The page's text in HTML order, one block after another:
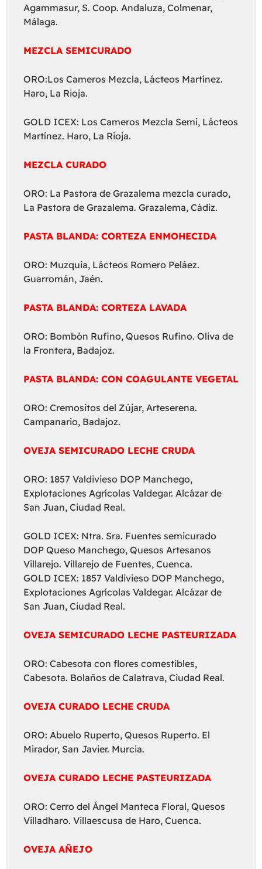
Agammasur, S. Coop. Andaluza, Colmenar,
Málaga.
MEZCLA SEMICURADO
ORO:Los Cameros Mezcla, Lácteos Martínez.
Haro, La Rioja.
GOLD ICEX: Los Cameros Mezcla Semi, Lácteos
Martínez. Haro, La Rioja.
MEZCLA CURADO
ORO: La Pastora de Grazalema mezcla curado,
La Pastora de Grazalema. Grazalema, Cádiz.
PASTA BLANDA: CORTEZA ENMOHECIDA
ORO: Muzquia, Lácteos Romero Peláez.
Guarromán, Jaén.
PASTA BLANDA: CORTEZA LAVADA
ORO: Bombón Rufino, Quesos Rufino. Oliva de
la Frontera, Badajoz.
PASTA BLANDA: CON COAGULANTE VEGETAL
ORO: Cremositos del Zújar, Arteserena.
Campanario, Badajoz.
OVEJA SEMICURADO LECHE CRUDA
ORO: 1857 Valdivieso DOP Manchego,
Explotaciones Agrícolas Valdegar. Alcázar de
San Juan, Ciudad Real.
GOLD ICEX: Ntra. Sra. Fuentes semicurado
DOP Queso Manchego, Quesos Artesanos
Villarejo. Villarejo de Fuentes, Cuenca.
GOLD ICEX: 1857 Valdivieso DOP Manchego,
Explotaciones Agrícolas Valdegar. Alcázar de
San Juan, Ciudad Real.
OVEJA SEMICURADO LECHE PASTEURIZADA
ORO: Cabesota con flores comestibles,
Cabesota. Bolaños de Calatrava, Ciudad Real.
OVEJA CURADO LECHE CRUDA
ORO: Abuelo Ruperto, Quesos Ruperto. El
Mirador, San Javier. Murcia.
OVEJA CURADO LECHE PASTEURIZADA
ORO: Cerro del Ángel Manteca Floral, Quesos
Villadharo. Villaescusa de Haro, Cuenca.
OVEJA AÑEJO